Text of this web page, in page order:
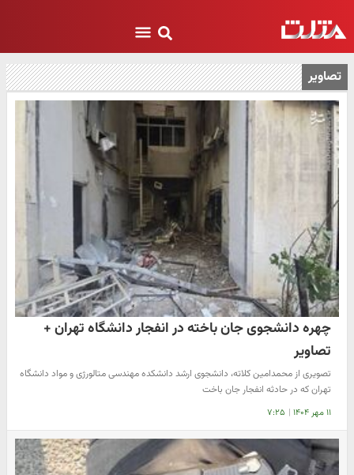
تصاویر
چهره دانشجوی جان باخته در انفجار دانشگاه تهران +
تصاویر
تصویری از محمدامین کلاته، دانشجوی ارشد دانشکده مهندسی متالورژی و مواد دانشگاه
تهران که در حادثه انفجار جان باخت
۱۱ مهر ۱۴۰۴ | ۷:۲۵